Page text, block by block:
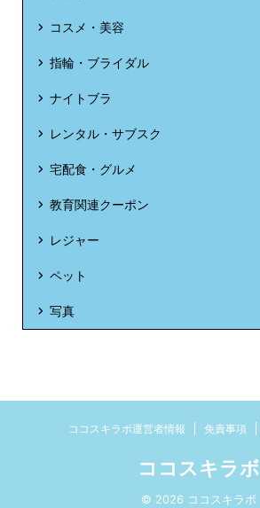
コスメ・美容
指輪・ブライダル
ナイトブラ
レンタル・サブスク
宅配食・グルメ
教育関連クーポン
レジャー
ペット
写真
ココスキラボ運営者情報 免責事項
ココスキラボ
© 2026 ココスキラボ